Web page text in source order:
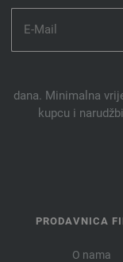
dana. Minimalna
kupcu i
PRODAVNICA
O nama